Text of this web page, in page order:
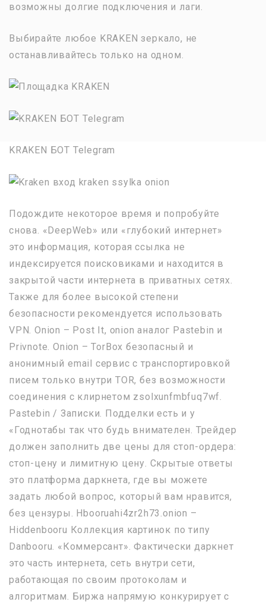
возможны долгие подключения и лаги.
Выбирайте любое KRAKEN зеркало, не
останавливайтесь только на одном.
KRAKEN БОТ Telegram
Подождите некоторое время и попробуйте
снова. «DeepWeb» или «глубокий интернет»
это информация, которая ссылка не
индексируется поисковиками и находится в
закрытой части интернета в приватных сетях.
Также для более высокой степени
безопасности рекомендуется использовать
VPN. Onion – Post It, onion аналог Pastebin и
Privnote. Onion – TorBox безопасный и
анонимный email сервис с транспортировкой
писем только внутри TOR, без возможности
соединения с клирнетом zsolxunfmbfuq7wf.
Pastebin / Записки. Подделки есть и у
«Годнотабы так что будь внимателен. Трейдер
должен заполнить две цены для стоп-ордера:
стоп-цену и лимитную цену. Скрытые ответы
это платформа даркнета, где вы можете
задать любой вопрос, который вам нравится,
без цензуры. Hbooruahi4zr2h73.onion –
Hiddenbooru Коллекция картинок по типу
Danbooru. «Коммерсант». Фактически даркнет
это часть интернета, сеть внутри сети,
работающая по своим протоколам и
алгоритмам. Биржа напрямую конкурирует с